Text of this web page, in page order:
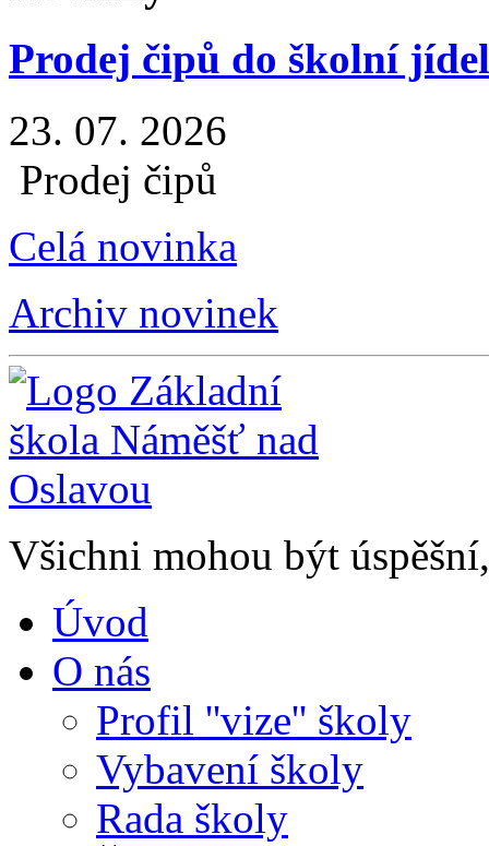
Prodej čipů do školní
23. 07. 2026
Prodej čipů
Celá novinka
Archiv novinek
Všichni mohou být
Úvod
O nás
Profil ''vize'' školy
Vybavení školy
Rada školy